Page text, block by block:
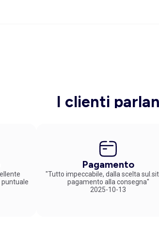
I clienti
Pagamento
"Tutto impeccabile, dalla scelta
pagamento alla consegna"
2025-10-13